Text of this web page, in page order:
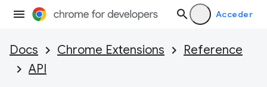
Acceder
Docs Chrome Extensions
Reference
API